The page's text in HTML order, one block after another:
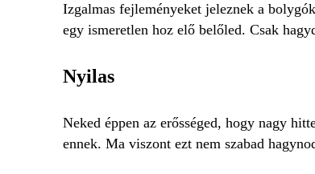
Izgalmas fejleményeket jeleznek a
egy ismeretlen hoz elő belőled. Csak
Nyilas
Neked éppen az erősséged, hogy nagy
ennek. Ma viszont ezt nem szabad